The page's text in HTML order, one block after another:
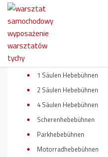
Hebebühnen
1 Säulen Hebebühnen
2 Säulen Hebebühnen
4 Säulen Hebebühnen
Scherenhebebühnen
Parkhebebühnen
Motorradhebebühnen